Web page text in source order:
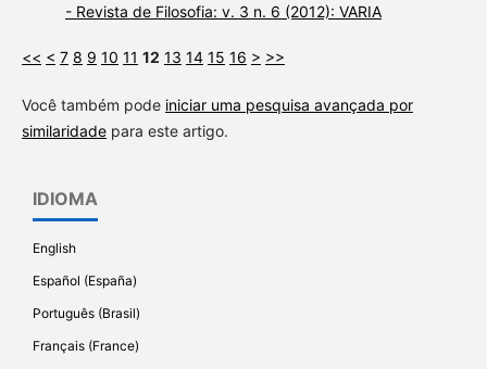
- Revista de Filosofia: v. 3 n. 6 (2012): VARIA
<< < 7 8 9 10 11 12 13 14 15 16 > >>
Você também pode iniciar uma pesquisa avançada por
similaridadepara este artigo.
IDIOMA
English
Español (España)
Português (Brasil)
Français (France)